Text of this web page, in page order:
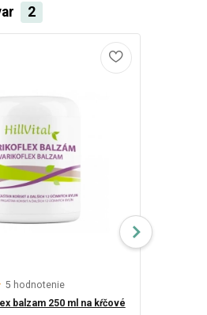
2
5 hodnotenie
balzam 250 ml na kŕčové